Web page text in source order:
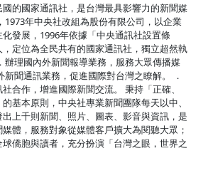
的國家通訊社，是台灣最具影響力的新聞媒
1973年中央社改組為股份有限公司，以企業
發展，1996年依據「中央通訊社設置條
定位為全民共有的國家通訊社，獨立超然執
辦理國內外新聞報導業務，服務大眾傳播媒
新聞通訊業務，促進國際對台灣之瞭解。 ．
合作，增進國際新聞交流。 秉持「正確、
基本原則，中央社專業新聞團隊每天以中、
上千則新聞、照片、圖表、影音與資訊，是
體，服務對象從媒體客戶擴大為閱聽大眾；
僑胞與讀者，充分扮演「台灣之眼，世界之